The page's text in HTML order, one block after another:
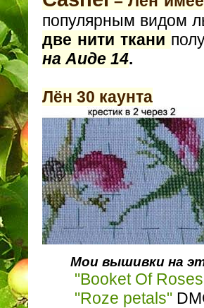
популярным видом
две нити ткани
на Аиде 14.
Лён 30 каунта
Мои вышивки на
"Booket Of
"Roze petals"